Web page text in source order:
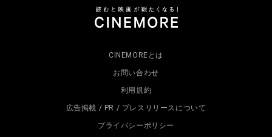
CINEMOREとは
お問い合わせ
利用規約
広告掲載 / PR / プレスリリースについて
プライバシーポリシー